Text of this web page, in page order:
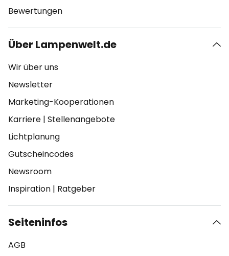
Bewertungen
Über Lampenwelt.de
Wir über uns
Newsletter
Marketing-Kooperationen
Karriere | Stellenangebote
Lichtplanung
Gutscheincodes
Newsroom
Inspiration | Ratgeber
Seiteninfos
AGB